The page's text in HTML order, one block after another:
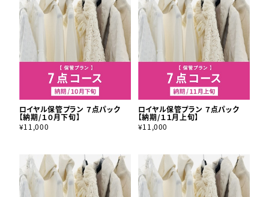
ロイヤル保管プラン ７点パック
【納期/１０月下旬】
¥11,000
ロイヤル保管プラン ７点パック
【納期/１１月上旬】
¥11,000